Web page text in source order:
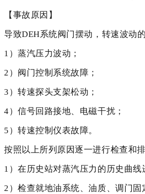
【事故原因】
导致DEH系统阀门摆动，转速波动
1）蒸汽压力波动；
2）阀门控制系统故障；
3）转速探头支架松动；
4）信号回路接地、电磁干扰；
5）转速控制仪表故障。
按照以上所列原因逐一进行检查和排
1）在历史站对蒸汽压力的历史曲
2）检查就地油系统、油质、调门